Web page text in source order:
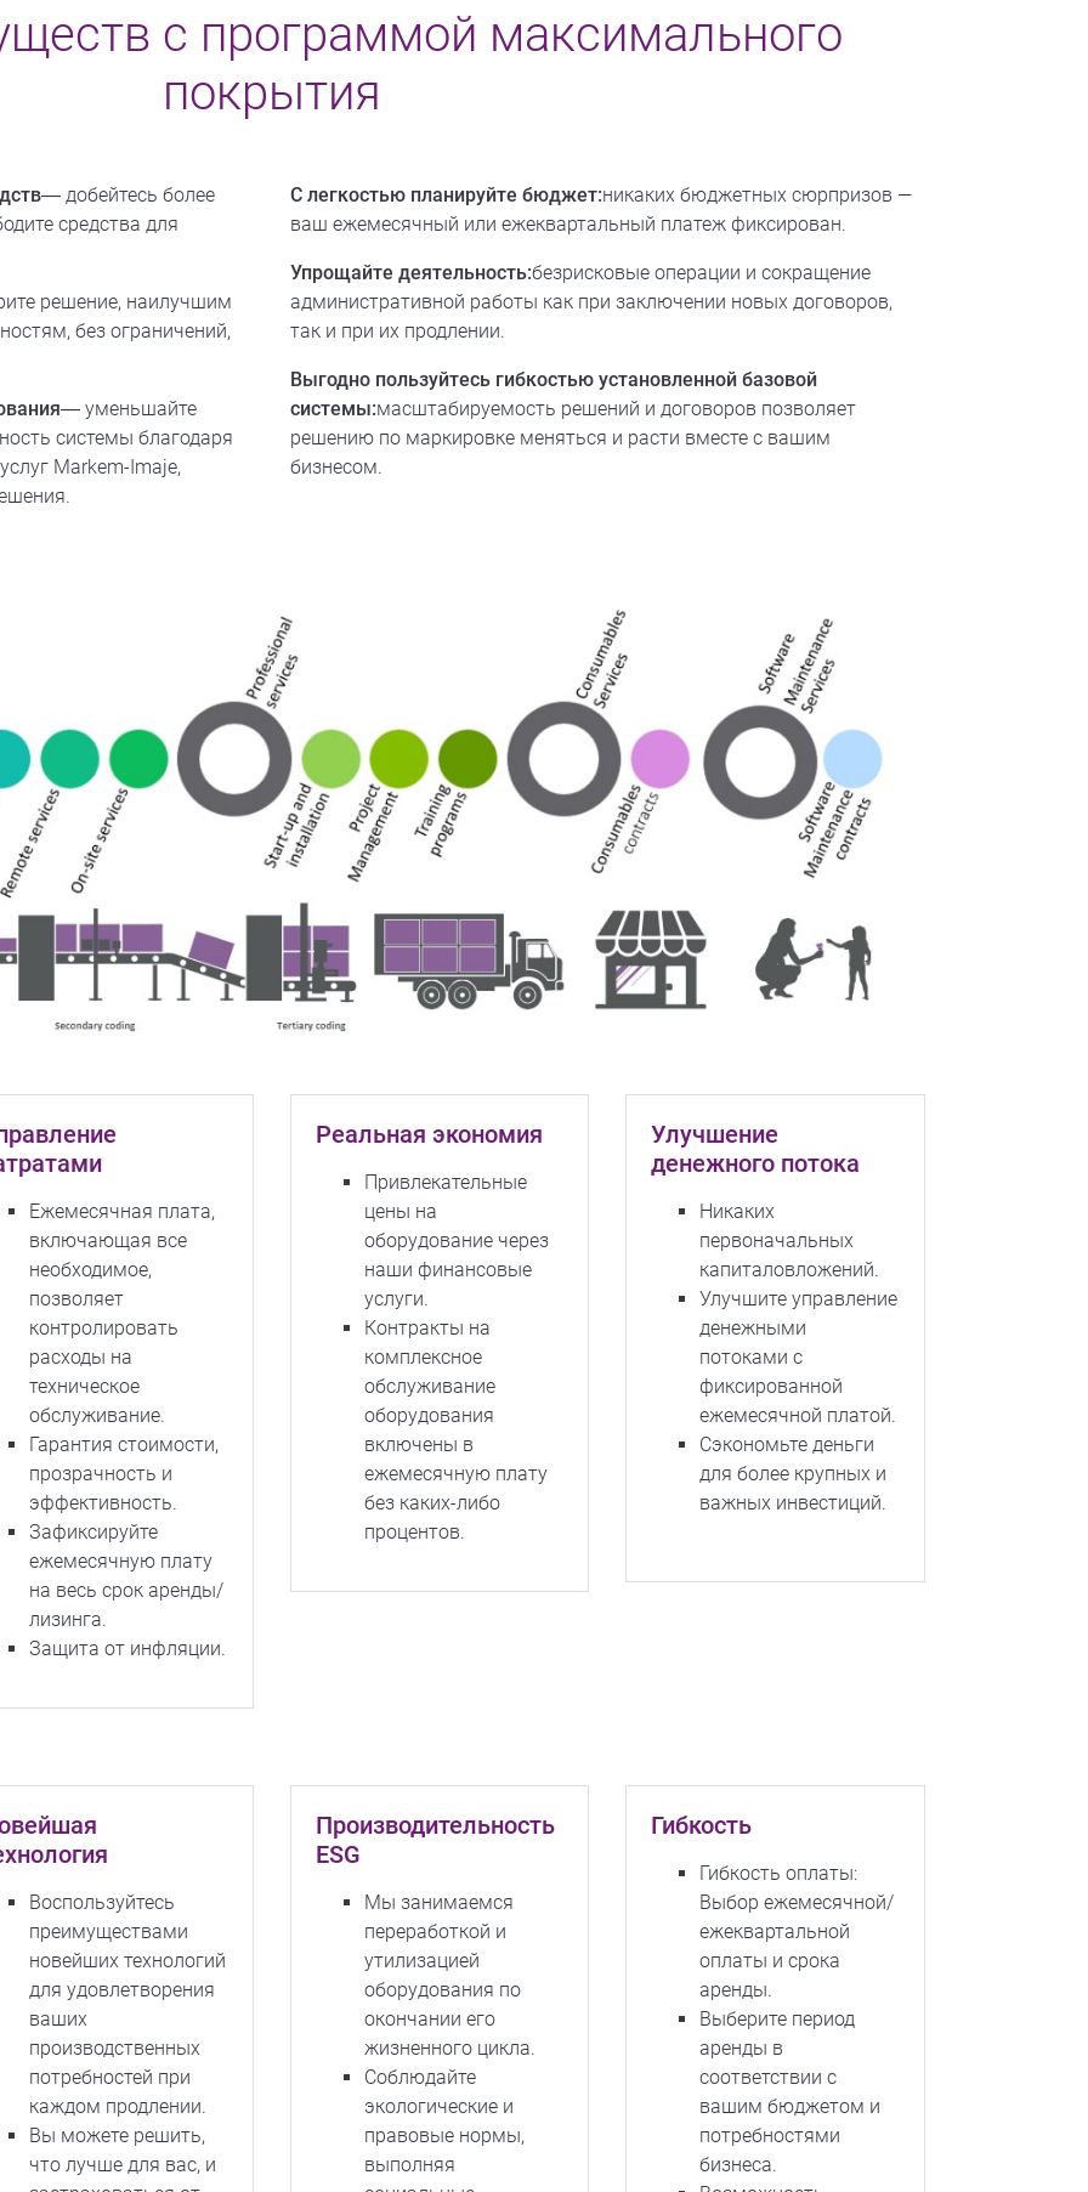
с программой максимального
покрытия
― добейтесь более
средства для
решение, наилучшим
без ограничений,
― уменьшайте
системы благодаря
Markem-Imaje,
С легкостью планируйте бюджет:никаких бюджетных сюрпризов —
ваш ежемесячный или ежеквартальный платеж фиксирован.
Упрощайте деятельность:безрисковые операции и сокращение
административной работы как при заключении новых договоров,
так и при их продлении.
Выгодно пользуйтесь гибкостью установленной базовой
системы:масштабируемость решений и договоров позволяет
решению по маркировке меняться и расти вместе с вашим
бизнесом.
Ежемесячная плата,
включающая все
необходимое,
позволяет
контролировать
расходы на
техническое
обслуживание.
Гарантия стоимости,
прозрачность и
эффективность.
Зафиксируйте
ежемесячную плату
на весь срок аренды/
лизинга.
Защита от инфляции.
Реальная экономия
Привлекательные
цены на
оборудование через
наши финансовые
услуги.
Контракты на
комплексное
обслуживание
оборудования
включены в
ежемесячную плату
без каких-либо
процентов.
Улучшение
денежного потока
Никаких
первоначальных
капиталовложений.
Улучшите управление
денежными
потоками с
фиксированной
ежемесячной платой.
Сэкономьте деньги
для более крупных и
важных инвестиций.
Воспользуйтесь
преимуществами
новейших технологий
для удовлетворения
ваших
производственных
потребностей при
каждом продлении.
Вы можете решить,
что лучше для вас, и
Производительность
ESG
Мы занимаемся
переработкой и
утилизацией
оборудования по
окончании его
жизненного цикла.
Соблюдайте
экологические и
правовые нормы,
выполняя
Гибкость
Гибкость оплаты:
Выбор ежемесячной/
ежеквартальной
оплаты и срока
аренды.
Выберите период
аренды в
соответствии с
вашим бюджетом и
потребностями
бизнеса.